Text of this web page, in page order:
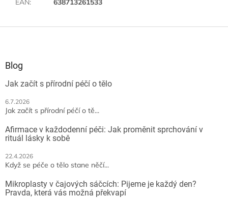
EAN: 638713261533
Blog
Jak začít s přírodní péčí o tělo
6.7.2026
Jak začít s přírodní péčí o tě...
Afirmace v každodenní péči: Jak proměnit sprchování v
rituál lásky k sobě
22.4.2026
Když se péče o tělo stane něčí...
Mikroplasty v čajových sáčcích: Pijeme je každý den?
Pravda, která vás možná překvapí